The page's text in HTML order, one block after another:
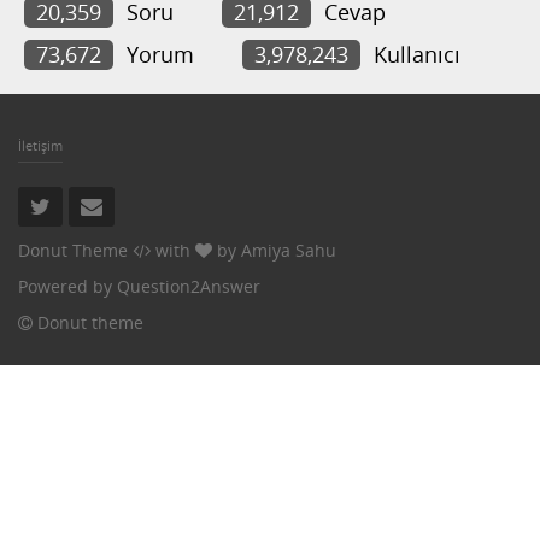
20,359 Soru 21,912
Cevap
73,672
Yorum 3,978,243 Kullanıcı
İletişim
Donut Theme with by Amiya Sahu
Powered by Question2Answer
Donut theme